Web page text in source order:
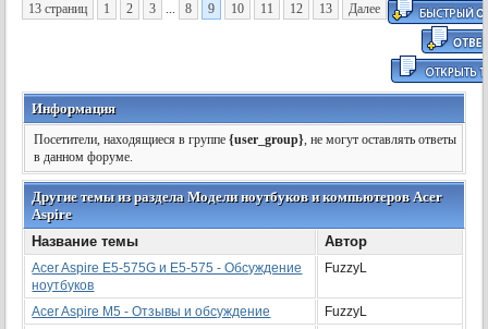
13 страниц 1 2 3 ... 8 9 10 11 12 13 Далее
Информация
Посетители, находящиеся в группе{user_group}, не могут оставлять ответы
в данном форуме.
Другие темы из раздела Модели ноутбуков и компьютеров Acer
Aspire
Название темы
Автор
Acer Aspire E5-575G и E5-575 - Обсуждение
ноутбуков
FuzzyL
Acer Aspire M5 - Отзывы и обсуждение
FuzzyL